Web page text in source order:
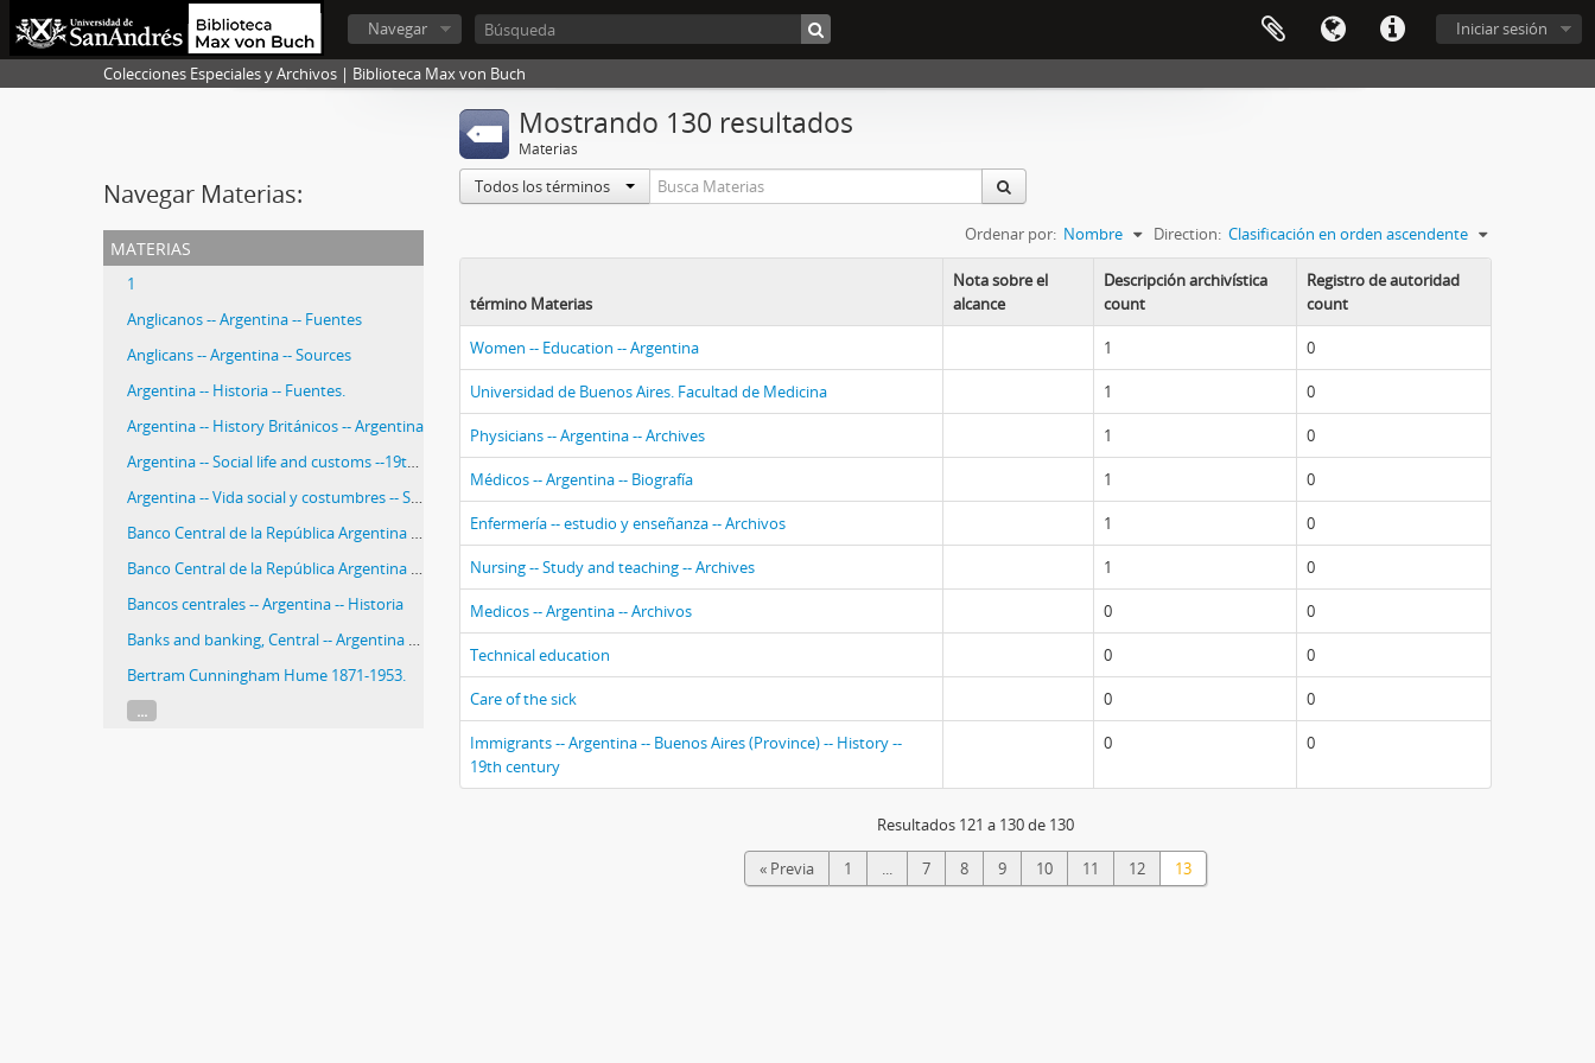
Iniciar sesión
Navegar
Colecciones Especiales y Archivos | Biblioteca Max von Buch
Navegar Materias:
materias
1
Anglicanos -- Argentina -- Fuentes
Anglicans -- Argentina -- Sources
Argentina -- Historia -- Fuentes.
Argentina -- History Británicos -- Argentina
Argentina -- Social life and customs --19th century -- Sources.
Argentina -- Vida social y costumbres -- Siglo XIX -- Fuentes.
Banco Central de la República Argentina -- Historia
Banco Central de la República Argentina -- History
Bancos centrales -- Argentina -- Historia
Banks and banking, Central -- Argentina -- History
Bertram Cunningham Hume 1871-1953.
...
Mostrando 130 resultados
Materias
Todos los términos
Ordenar por: Nombre Direction: Clasificación en orden ascendente
término Materias
Nota sobre el
alcance
Descripción archivística
count
Registro de autoridad
count
Women -- Education -- Argentina 1 0
Universidad de Buenos Aires. Facultad de Medicina 1 0
Physicians -- Argentina -- Archives 1 0
Médicos -- Argentina -- Biografía 1 0
Enfermería -- estudio y enseñanza -- Archivos 1 0
Nursing -- Study and teaching -- Archives 1 0
Medicos -- Argentina -- Archivos 0 0
Technical education 0 0
Care of the sick 0 0
Immigrants -- Argentina -- Buenos Aires (Province) -- History --
19th century
0 0
Resultados 121 a 130 de 130
« Previa 1 ... 7 8 9 10 11 12 13